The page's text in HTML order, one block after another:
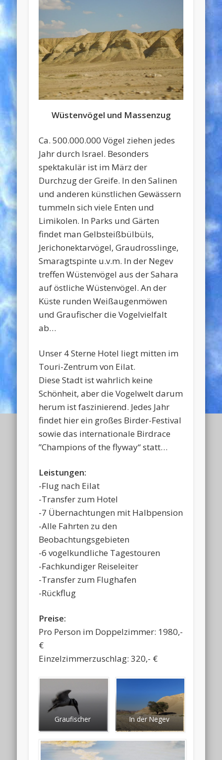
Wüstenvögel und Massenzug
Ca. 500.000.000 Vögel ziehen jedes
Jahr durch Israel. Besonders
spektakulär ist im März der
Durchzug der Greife. In den Salinen
und anderen künstlichen Gewässern
tummeln sich viele Enten und
Limikolen. In Parks und Gärten
findet man Gelbsteißbülbüls,
Jerichonektarvögel, Graudrosslinge,
Smaragtspinte u.v.m. In der Negev
treffen Wüstenvögel aus der Sahara
auf östliche Wüstenvögel. An der
Küste runden Weißaugenmöwen
und Graufischer die Vogelvielfalt
ab…
Unser 4 Sterne Hotel liegt mitten im
Touri-Zentrum von Eilat.
Diese Stadt ist wahrlich keine
Schönheit, aber die Vogelwelt darum
herum ist faszinierend. Jedes Jahr
findet hier ein großes Birder-Festival
sowie das internationale Birdrace
”Champions of the flyway“ statt…
Leistungen:
-Flug nach Eilat
-Transfer zum Hotel
-7 Übernachtungen mit Halbpension
-Alle Fahrten zu den
Beobachtungsgebieten
-6 vogelkundliche Tagestouren
-Fachkundiger Reiseleiter
-Transfer zum Flughafen
-Rückflug
Preise:
Pro Person im Doppelzimmer: 1980,-
€
Einzelzimmerzuschlag: 320,- €
Graufischer In der Negev